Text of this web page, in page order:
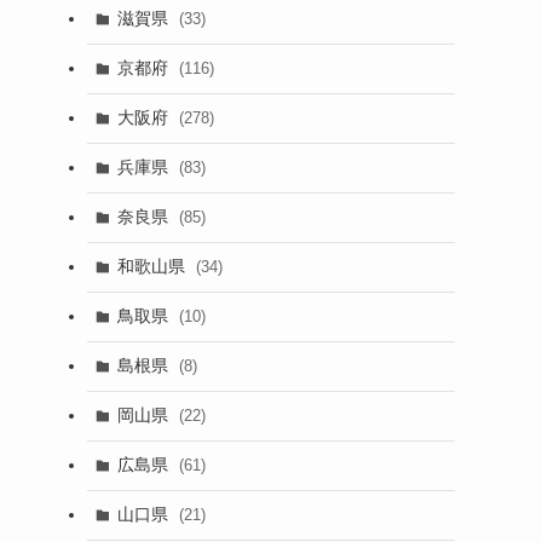
滋賀県 (33)
京都府 (116)
大阪府 (278)
兵庫県 (83)
奈良県 (85)
和歌山県 (34)
鳥取県 (10)
島根県 (8)
岡山県 (22)
広島県 (61)
山口県 (21)